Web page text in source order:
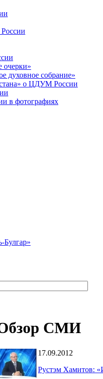
очерки»
духовное собрание»
о ЦДУМ России
в фотографиях
Булгар»
СМИ
17.09.2012
Рустэм Хамитов: